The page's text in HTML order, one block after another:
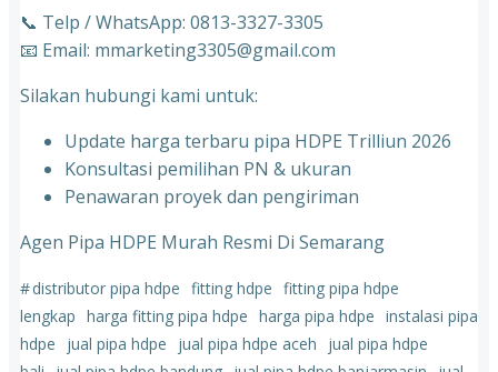
📞 Telp / WhatsApp: 0813-3327-3305
📧 Email: mmarketing3305@gmail.com
Silakan hubungi kami untuk:
Update harga terbaru pipa HDPE Trilliun 2026
Konsultasi pemilihan PN & ukuran
⁠Penawaran proyek dan pengiriman
Agen Pipa HDPE Murah Resmi Di Semarang
#distributor pipa hdpe fitting hdpe fitting pipa hdpe
lengkap harga fitting pipa hdpe harga pipa hdpe instalasi pipa
hdpe
jual pipa hdpe jual pipa hdpe aceh
jual pipa hdpe